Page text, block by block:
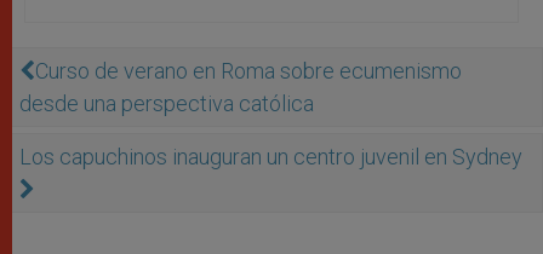
Curso de verano en Roma sobre ecumenismo
desde una perspectiva católica
Los capuchinos inauguran un centro juvenil en Sydney